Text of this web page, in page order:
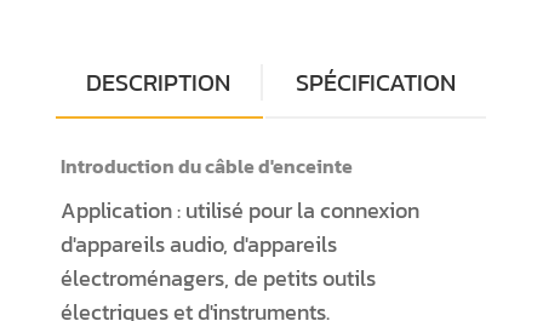
DESCRIPTION SPÉCIFICATION
Introduction du câble d'enceinte
Application : utilisé pour la connexion
d'appareils audio, d'appareils
électroménagers, de petits outils
électriques et d'instruments.